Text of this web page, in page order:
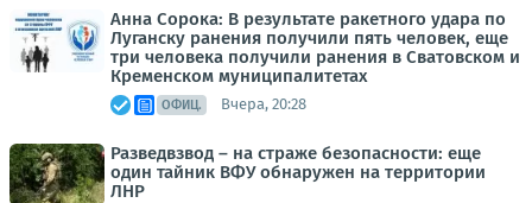
Анна Сорока: В результате ракетного удара по
Луганску ранения получили пять человек, еще
три человека получили ранения в Сватовском и
Кременском муниципалитетах
ОФИЦ. Вчера, 20:28
Разведвзвод – на страже безопасности: еще
один тайник ВФУ обнаружен на территории
ЛНР